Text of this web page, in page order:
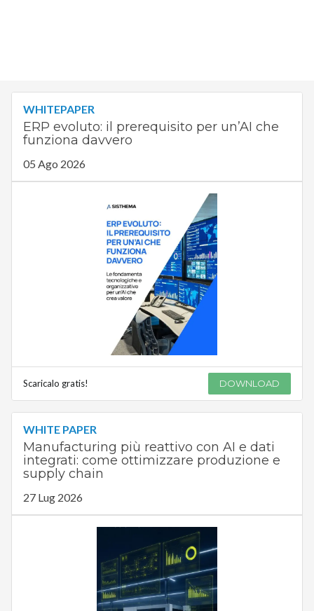
WHITEPAPER
ERP evoluto: il prerequisito per un’AI che
funziona davvero
05 Ago 2026
Scaricalo gratis! DOWNLOAD
WHITE PAPER
Manufacturing più reattivo con AI e dati
integrati: come ottimizzare produzione e
supply chain
27 Lug 2026